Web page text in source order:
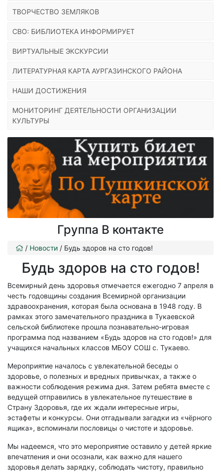
ТВОРЧЕСТВО ЗЕМЛЯКОВ
СВО: БИБЛИОТЕКА ИНФОРМИРУЕТ
ВИРТУАЛЬНЫЕ ЭКСКУРСИИ
ЛИТЕРАТУРНАЯ КАРТА АУРГАЗИНСКОГО РАЙОНА
НАШИ ДОСТИЖЕНИЯ
МОНИТОРИНГ ДЕЯТЕЛЬНОСТИ ОРГАНИЗАЦИИ
КУЛЬТУРЫ
Группа В контакте
/ Новости / Будь здоров на сто годов!
Будь здоров на сто годов!
Всемирный день здоровья отмечается ежегодно 7 апреля в
честь годовщины создания Всемирной организации
здравоохранения, которая была основана в 1948 году. В
рамках этого замечательного праздника в Тукаевской
сельской библиотеке прошла познавательно-игровая
программа под названием «Будь здоров на сто годов!» для
учащихся начальных классов МБОУ СОШ с. Тукаево.
Мероприятие началось с увлекательной беседы о
здоровье, о полезных и вредных привычках, а также о
важности соблюдения режима дня. Затем ребята вместе с
ведущей отправились в увлекательное путешествие в
Страну Здоровья, где их ждали интересные игры,
эстафеты и конкурсы. Они отгадывали загадки из «чёрного
ящика», вспоминали пословицы о чистоте и здоровье.
Мы надеемся, что это мероприятие оставило у детей яркие
впечатления и они осознали, как важно для нашего
здоровья делать зарядку, соблюдать чистоту, правильно